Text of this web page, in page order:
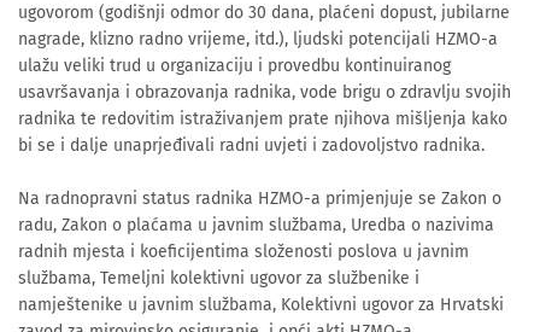
ugovorom (godišnji odmor do 30 dana, plaćeni dopust, jubilarne
nagrade, klizno radno vrijeme, itd.), ljudski potencijali HZMO-a
ulažu veliki trud u organizaciju i provedbu kontinuiranog
usavršavanja i obrazovanja radnika, vode brigu o zdravlju svojih
radnika te redovitim istraživanjem prate njihova mišljenja kako
bi se i dalje unaprjeđivali radni uvjeti i zadovoljstvo radnika.
Na radnopravni status radnika HZMO-a primjenjuje se Zakon o
radu, Zakon o plaćama u javnim službama, Uredba o nazivima
radnih mjesta i koeficijentima složenosti poslova u javnim
službama, Temeljni kolektivni ugovor za službenike i
namještenike u javnim službama, Kolektivni ugovor za Hrvatski